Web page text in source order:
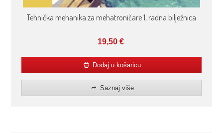
Tehnička mehanika za mehatroničare 1, radna bilježnica
19,50 €
Dodaj u košaricu
Saznaj više